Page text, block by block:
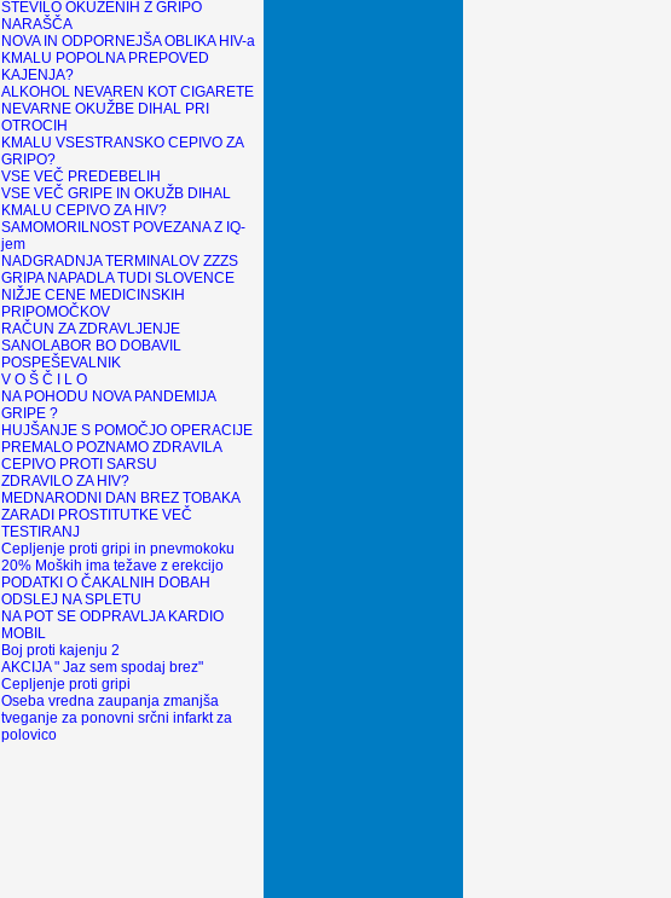
ŠTEVILO OKUŽENIH Z GRIPO
NARAŠČA
NOVA IN ODPORNEJŠA OBLIKA HIV-a
KMALU POPOLNA PREPOVED
KAJENJA?
ALKOHOL NEVAREN KOT CIGARETE
NEVARNE OKUŽBE DIHAL PRI
OTROCIH
KMALU VSESTRANSKO CEPIVO ZA
GRIPO?
VSE VEČ PREDEBELIH
VSE VEČ GRIPE IN OKUŽB DIHAL
KMALU CEPIVO ZA HIV?
SAMOMORILNOST POVEZANA Z IQ-
jem
NADGRADNJA TERMINALOV ZZZS
GRIPA NAPADLA TUDI SLOVENCE
NIŽJE CENE MEDICINSKIH
PRIPOMOČKOV
RAČUN ZA ZDRAVLJENJE
SANOLABOR BO DOBAVIL
POSPEŠEVALNIK
V O Š Č I L O
NA POHODU NOVA PANDEMIJA
GRIPE ?
HUJŠANJE S POMOČJO OPERACIJE
PREMALO POZNAMO ZDRAVILA
CEPIVO PROTI SARSU
ZDRAVILO ZA HIV?
MEDNARODNI DAN BREZ TOBAKA
ZARADI PROSTITUTKE VEČ
TESTIRANJ
Cepljenje proti gripi in pnevmokoku
20% Moških ima težave z erekcijo
PODATKI O ČAKALNIH DOBAH
ODSLEJ NA SPLETU
NA POT SE ODPRAVLJA KARDIO
MOBIL
Boj proti kajenju 2
AKCIJA " Jaz sem spodaj brez"
Cepljenje proti gripi
Oseba vredna zaupanja zmanjša
tveganje za ponovni srčni infarkt za
polovico